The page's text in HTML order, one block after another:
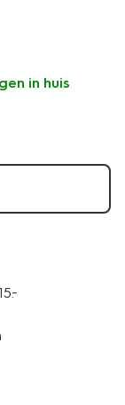
in huis